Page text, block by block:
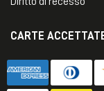
CARTE